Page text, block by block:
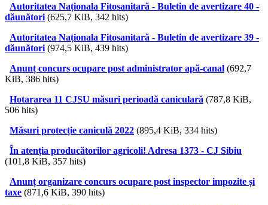
Autoritatea Naționala Fitosanitară - Buletin de avertizare 40 -
dăunători (625,7 KiB, 342 hits)
Autoritatea Naționala Fitosanitară - Buletin de avertizare 39 -
dăunători (974,5 KiB, 439 hits)
Anunț concurs ocupare post administrator apă-canal (692,7
KiB, 386 hits)
Hotararea 11 CJSU măsuri perioadă caniculară (787,8 KiB,
506 hits)
Măsuri protecție caniculă 2022 (895,4 KiB, 334 hits)
În atenția producătorilor agricoli! Adresa 1373 - CJ Sibiu
(101,8 KiB, 357 hits)
Anunț organizare concurs ocupare post inspector impozite și
taxe (871,6 KiB, 390 hits)